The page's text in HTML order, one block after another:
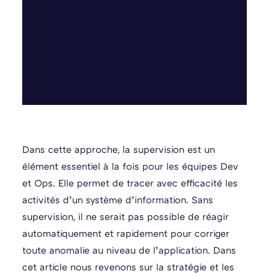
Dans cette approche, la supervision est un
élément essentiel à la fois pour les équipes Dev
et Ops. Elle permet de tracer avec efficacité les
activités d’un système d’information. Sans
supervision, il ne serait pas possible de réagir
automatiquement et rapidement pour corriger
toute anomalie au niveau de l’application. Dans
cet article nous revenons sur la stratégie et les